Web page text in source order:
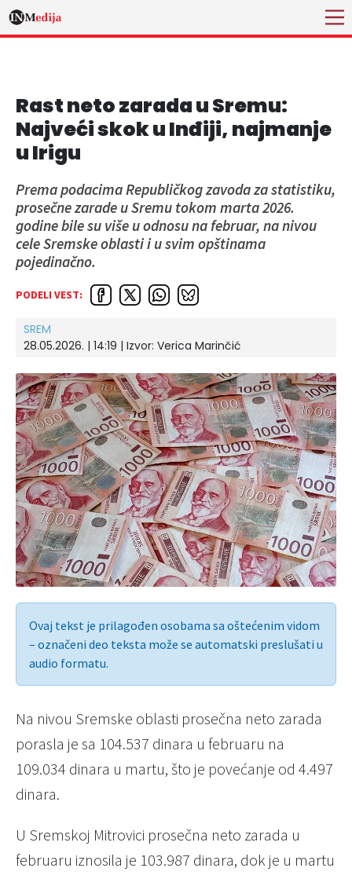
Rast neto zarada u Sremu:
Najveći skok u Inđiji, najmanje
u Irigu
Prema podacima Republičkog zavoda za statistiku,
prosečne zarade u Sremu tokom marta 2026.
godine bile su više u odnosu na februar, na nivou
cele Sremske oblasti i u svim opštinama
pojedinačno.
PODELI VEST:
SREM
28.05.2026. | 14:19 | Izvor: Verica Marinčić
Ovaj tekst je prilagođen osobama sa oštećenim vidom
– označeni deo teksta može se automatski preslušati u
audio formatu.
Na nivou Sremske oblasti prosečna neto zarada
porasla je sa 104.537 dinara u februaru na
109.034 dinara u martu, što je povećanje od 4.497
dinara.
U Sremskoj Mitrovici prosečna neto zarada u
februaru iznosila je 103.987 dinara, dok je u martu